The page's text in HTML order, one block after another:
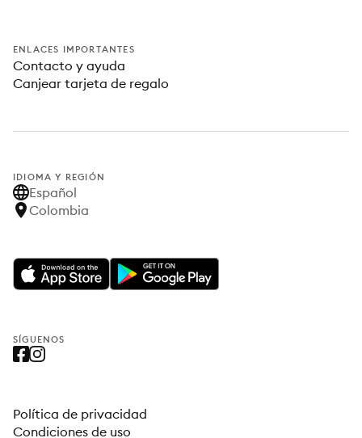
ENLACES IMPORTANTES
Contacto y ayuda
Canjear tarjeta de regalo
IDIOMA Y REGIÓN
Español
Colombia
SÍGUENOS
Política de privacidad
Condiciones de uso